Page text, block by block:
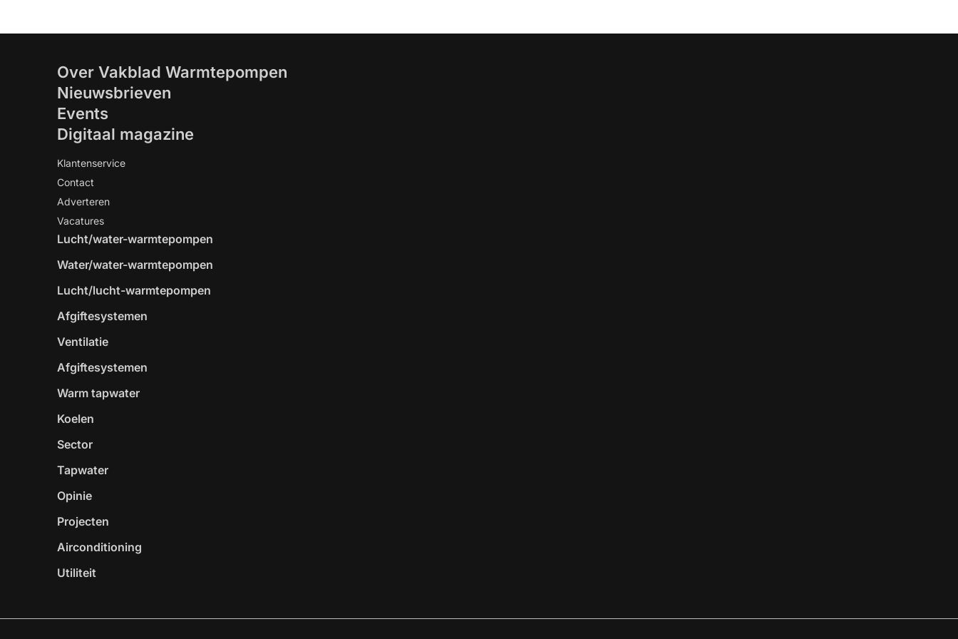
Over Vakblad Warmtepompen
Nieuwsbrieven
Events
Digitaal magazine
Klantenservice
Contact
Adverteren
Vacatures
Lucht/water-warmtepompen
Water/water-warmtepompen
Lucht/lucht-warmtepompen
Afgiftesystemen
Ventilatie
Afgiftesystemen
Warm tapwater
Koelen
Sector
Tapwater
Opinie
Projecten
Airconditioning
Utiliteit